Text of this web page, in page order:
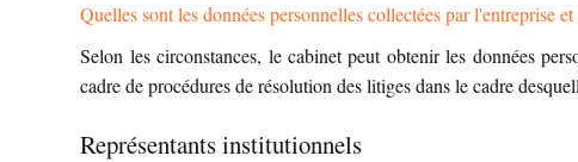
Quelles sont les données personnelles collectées par l'entreprise
Selon les circonstances, le cabinet peut obtenir les données
cadre de procédures de résolution des litiges dans le cadre
Représentants institutionnels